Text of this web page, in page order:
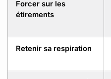
Forcer sur les
étirements
Retenir sa respiration